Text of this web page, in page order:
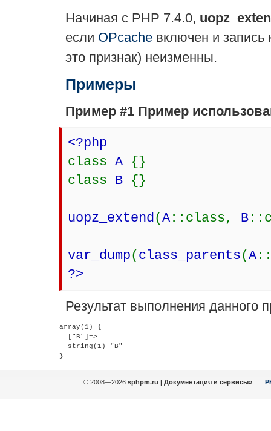
Начиная с PHP 7.4.0,
если OPcache включен и
это признак) неизменны.
Примеры
Пример #1 Пример
<?php
class A {}
class B {}
uopz_extend(A ::class, B
var_dump( class_parents(A
?>
Результат выполнения данного
array(1) {
  ["B"]=>
  string(1) "B"
© 2008—2026 «phpm.ru | Документация и сервисы»